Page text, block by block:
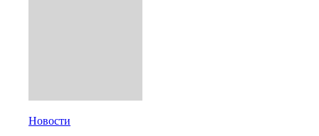
Новости